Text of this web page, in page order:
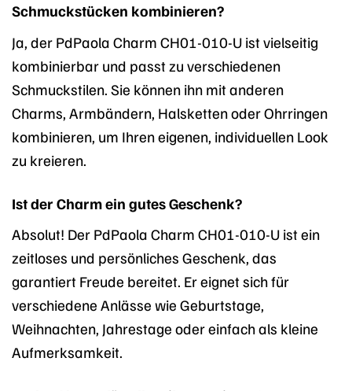
Schmuckstücken kombinieren?
Ja, der PdPaola Charm CH01-010-U ist vielseitig
kombinierbar und passt zu verschiedenen
Schmuckstilen. Sie können ihn mit anderen
Charms, Armbändern, Halsketten oder Ohrringen
kombinieren, um Ihren eigenen, individuellen Look
zu kreieren.
Ist der Charm ein gutes Geschenk?
Absolut! Der PdPaola Charm CH01-010-U ist ein
zeitloses und persönliches Geschenk, das
garantiert Freude bereitet. Er eignet sich für
verschiedene Anlässe wie Geburtstage,
Weihnachten, Jahrestage oder einfach als kleine
Aufmerksamkeit.